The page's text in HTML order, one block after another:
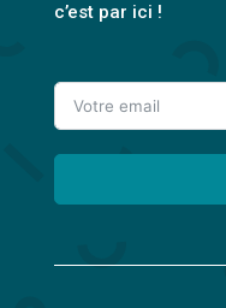
c’est par ici !
l